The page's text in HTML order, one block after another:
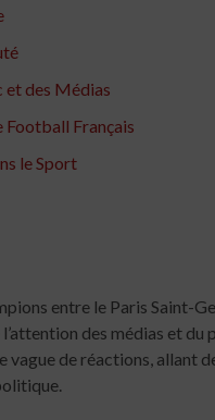
et des Médias
Football Français
le Sport
entre le Paris Saint-
des médias et
vague de réactions, allant